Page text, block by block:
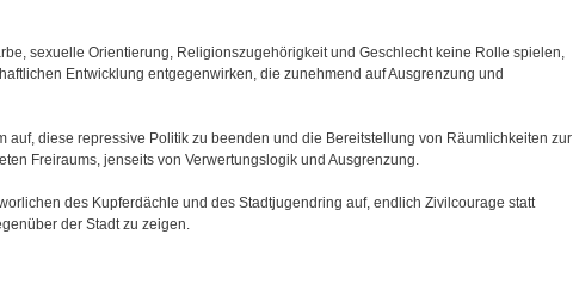
sexuelle Orientierung, Religionszugehörigkeit und Geschlecht keine Rolle spielen,
Entwicklung entgegenwirken, die zunehmend auf Ausgrenzung und
auf, diese repressive Politik zu beenden und die Bereitstellung von Räumlichkeiten zur
Freiraums, jenseits von Verwertungslogik und Ausgrenzung.
des Kupferdächle und des Stadtjugendring auf, endlich Zivilcourage statt
der Stadt zu zeigen.